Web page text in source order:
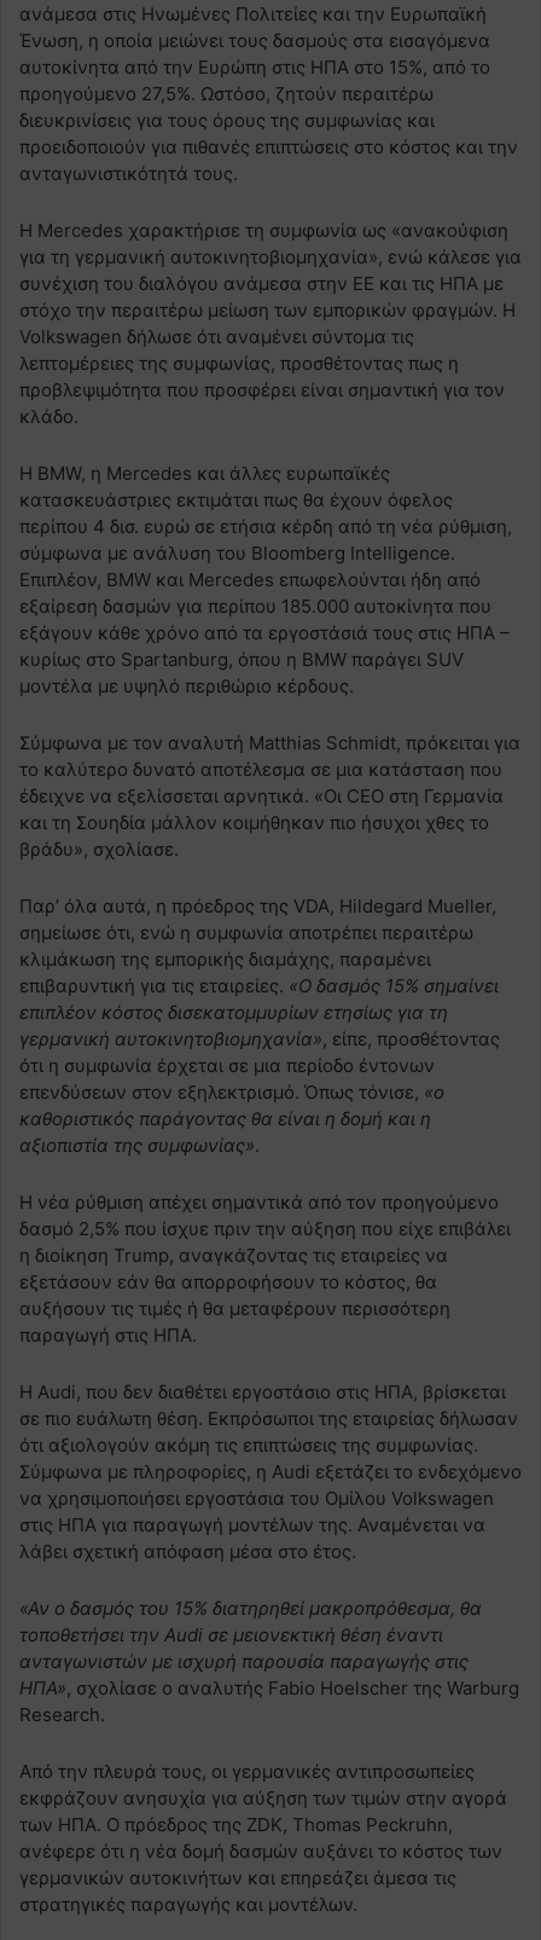
ανάμεσα στις Ηνωμένες Πολιτείες και την Ευρωπαϊκή
Ένωση, η οποία μειώνει τους δασμούς στα εισαγόμενα
αυτοκίνητα από την Ευρώπη στις ΗΠΑ στο 15%, από το
προηγούμενο 27,5%. Ωστόσο, ζητούν περαιτέρω
διευκρινίσεις για τους όρους της συμφωνίας και
προειδοποιούν για πιθανές επιπτώσεις στο κόστος και την
ανταγωνιστικότητά τους.
Η Mercedes χαρακτήρισε τη συμφωνία ως «ανακούφιση
για τη γερμανική αυτοκινητοβιομηχανία», ενώ κάλεσε για
συνέχιση του διαλόγου ανάμεσα στην ΕΕ και τις ΗΠΑ με
στόχο την περαιτέρω μείωση των εμπορικών φραγμών. Η
Volkswagen δήλωσε ότι αναμένει σύντομα τις
λεπτομέρειες της συμφωνίας, προσθέτοντας πως η
προβλεψιμότητα που προσφέρει είναι σημαντική για τον
κλάδο.
Η BMW, η Mercedes και άλλες ευρωπαϊκές
κατασκευάστριες εκτιμάται πως θα έχουν όφελος
περίπου 4 δισ. ευρώ σε ετήσια κέρδη από τη νέα ρύθμιση,
σύμφωνα με ανάλυση του Bloomberg Intelligence.
Επιπλέον, BMW και Mercedes επωφελούνται ήδη από
εξαίρεση δασμών για περίπου 185.000 αυτοκίνητα που
εξάγουν κάθε χρόνο από τα εργοστάσιά τους στις ΗΠΑ –
κυρίως στο Spartanburg, όπου η BMW παράγει SUV
μοντέλα με υψηλό περιθώριο κέρδους.
Σύμφωνα με τον αναλυτή Matthias Schmidt, πρόκειται για
το καλύτερο δυνατό αποτέλεσμα σε μια κατάσταση που
έδειχνε να εξελίσσεται αρνητικά. «Οι CEO στη Γερμανία
και τη Σουηδία μάλλον κοιμήθηκαν πιο ήσυχοι χθες το
βράδυ», σχολίασε.
Παρ’ όλα αυτά, η πρόεδρος της VDA, Hildegard Mueller,
σημείωσε ότι, ενώ η συμφωνία αποτρέπει περαιτέρω
κλιμάκωση της εμπορικής διαμάχης, παραμένει
επιβαρυντική για τις εταιρείες. «Ο δασμός 15% σημαίνει
επιπλέον κόστος δισεκατομμυρίων ετησίως για τη
γερμανική αυτοκινητοβιομηχανία», είπε, προσθέτοντας
ότι η συμφωνία έρχεται σε μια περίοδο έντονων
επενδύσεων στον εξηλεκτρισμό. Όπως τόνισε, «ο
καθοριστικός παράγοντας θα είναι η δομή και η
αξιοπιστία της συμφωνίας».
Η νέα ρύθμιση απέχει σημαντικά από τον προηγούμενο
δασμό 2,5% που ίσχυε πριν την αύξηση που είχε επιβάλει
η διοίκηση Trump, αναγκάζοντας τις εταιρείες να
εξετάσουν εάν θα απορροφήσουν το κόστος, θα
αυξήσουν τις τιμές ή θα μεταφέρουν περισσότερη
παραγωγή στις ΗΠΑ.
Η Audi, που δεν διαθέτει εργοστάσιο στις ΗΠΑ, βρίσκεται
σε πιο ευάλωτη θέση. Εκπρόσωποι της εταιρείας δήλωσαν
ότι αξιολογούν ακόμη τις επιπτώσεις της συμφωνίας.
Σύμφωνα με πληροφορίες, η Audi εξετάζει το ενδεχόμενο
να χρησιμοποιήσει εργοστάσια του Ομίλου Volkswagen
στις ΗΠΑ για παραγωγή μοντέλων της. Αναμένεται να
λάβει σχετική απόφαση μέσα στο έτος.
«Αν ο δασμός του 15% διατηρηθεί μακροπρόθεσμα, θα
τοποθετήσει την Audi σε μειονεκτική θέση έναντι
ανταγωνιστών με ισχυρή παρουσία παραγωγής στις
ΗΠΑ», σχολίασε ο αναλυτής Fabio Hoelscher της Warburg
Research.
Από την πλευρά τους, οι γερμανικές αντιπροσωπείες
εκφράζουν ανησυχία για αύξηση των τιμών στην αγορά
των ΗΠΑ. Ο πρόεδρος της ZDK, Thomas Peckruhn,
ανέφερε ότι η νέα δομή δασμών αυξάνει το κόστος των
γερμανικών αυτοκινήτων και επηρεάζει άμεσα τις
στρατηγικές παραγωγής και μοντέλων.